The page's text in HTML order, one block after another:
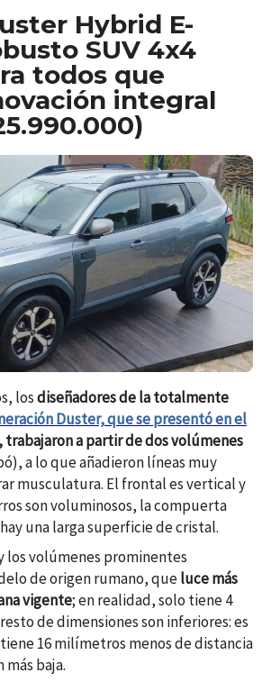
Hybrid E-
SUV 4x4
todos que
integral
losdiseñadoresde la totalmente
Duster, que se presentó en el
,trabajaron a partir de dos volúmenes
a lo que añadieron líneas muy
musculatura. El frontal es vertical y
son voluminosos, la compuerta
una larga superficie de cristal.
los volúmenes prominentes
de origen rumano, queluce más
vigente; en realidad, solo tiene 4
de dimensiones son inferiores: es
16 milímetros menos de distancia
más baja.